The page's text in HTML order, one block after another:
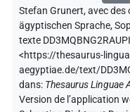
Stefan Grunert,avec des
ägyptischen Sprache,
texte
<https://thesaurus-
aegyptiae.de/text/
dans: Thesaurus Linguae
Version de l’application